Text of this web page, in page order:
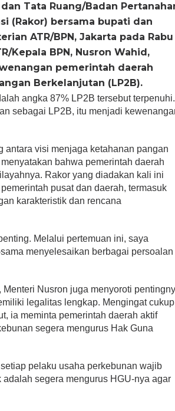
Tata Ruang/Badan
(Rakor) bersama bupati dan
ATR/BPN, Jakarta pada Rabu
Kepala BPN, Nusron Wahid,
pemerintah daerah
Berkelanjutan (LP2B).
angka 87% LP2B tersebut terpenuhi.
sebagai LP2B, itu menjadi
visi menjaga ketahanan pangan
bahwa pemerintah daerah
Rakor yang diadakan kali ini
pusat dan daerah, termasuk
karakteristik dan rencana
Melalui pertemuan ini, saya
menyelesaikan berbagai persoalan
Nusron juga menyoroti
legalitas lengkap. Mengingat cukup
ia meminta pemerintah daerah aktif
segera mengurus Hak Guna
pelaku usaha perkebunan wajib
segera mengurus HGU-nya agar